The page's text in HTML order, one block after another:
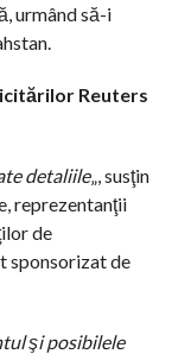
urmând să-i
Reuters
detaliile„, susţin
reprezentanţii
de
sponsorizat de
şi posibilele